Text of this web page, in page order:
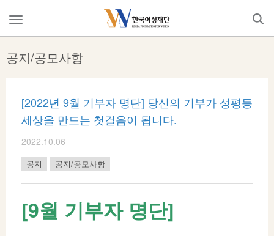
메
뉴
기
공지/공모사항
[2022년 9월 기부자 명단] 당신의 기부가 성평등
세상을 만드는 첫걸음이 됩니다.
2022.10.06
공지 공지/공모사항
[9월 기부자 명단]